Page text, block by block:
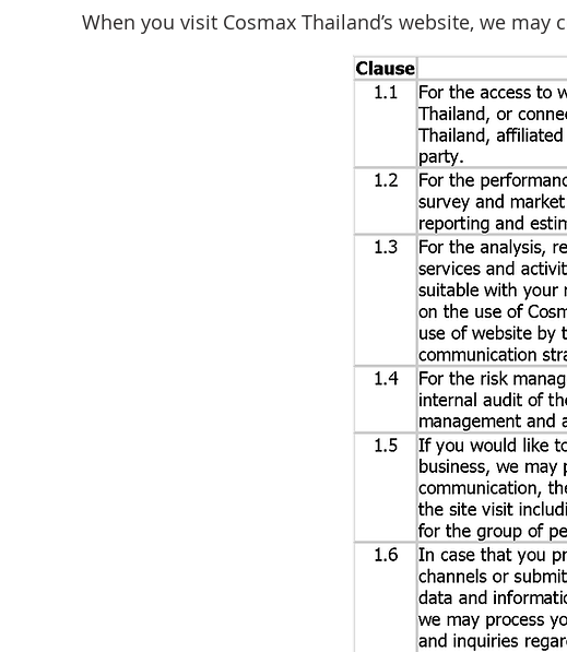
When you visit Cosmax Thailand’s website, we